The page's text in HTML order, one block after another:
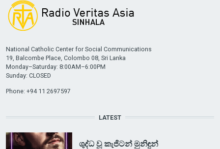
National Catholic Center for Social Communications
19, Balcombe Place, Colombo 08, Sri Lanka
Monday–Saturday: 8:00AM–6:00PM
Sunday: CLOSED
Phone: +94 11 2697597
LATEST
ශුද්ධ වූ කැජිටන් මුනිඳුන්